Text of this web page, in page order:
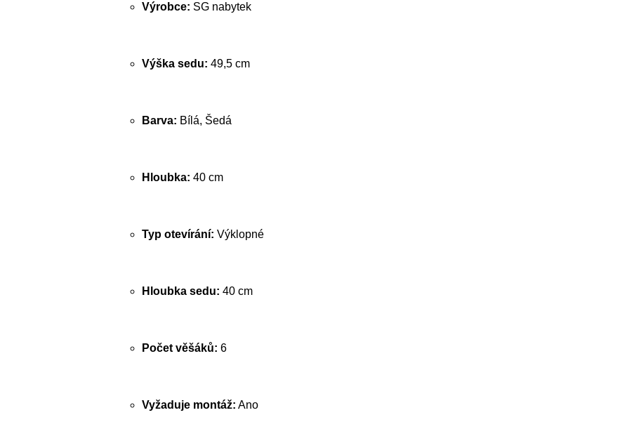
Výrobce: SG nabytek
Výška sedu: 49,5 cm
Barva: Bílá, Šedá
Hloubka: 40 cm
Typ otevírání: Výklopné
Hloubka sedu: 40 cm
Počet věšáků: 6
Vyžaduje montáž: Ano